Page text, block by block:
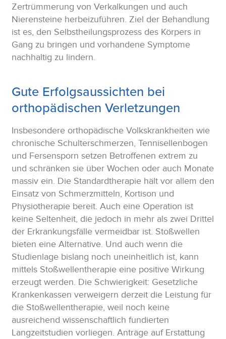
Zertrümmerung von Verkalkungen und auch
Nierensteine herbeizuführen. Ziel der Behandlung
ist es, den Selbstheilungsprozess des Körpers in
Gang zu bringen und vorhandene Symptome
nachhaltig zu lindern.
Gute Erfolgsaussichten bei
orthopädischen Verletzungen
Insbesondere orthopädische Volkskrankheiten wie
chronische Schulterschmerzen, Tennisellenbogen
und Fersensporn setzen Betroffenen extrem zu
und schränken sie über Wochen oder auch Monate
massiv ein. Die Standardtherapie hält vor allem den
Einsatz von Schmerzmitteln, Kortison und
Physiotherapie bereit. Auch eine Operation ist
keine Seltenheit, die jedoch in mehr als zwei Drittel
der Erkrankungsfälle vermeidbar ist. Stoßwellen
bieten eine Alternative. Und auch wenn die
Studienlage bislang noch uneinheitlich ist, kann
mittels Stoßwellentherapie eine positive Wirkung
erzeugt werden. Die Schwierigkeit: Gesetzliche
Krankenkassen verweigern derzeit die Leistung für
die Stoßwellentherapie, weil noch keine
ausreichend wissenschaftlich fundierten
Langzeitstudien vorliegen. Anträge auf Erstattung